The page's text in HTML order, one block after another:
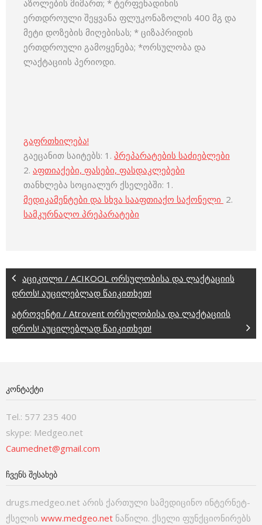
აზოლების მიმართ; * ტერფენადინის
ერთდროული შეყვანა ფლუკონაზოლის 400 მგ და
მეტი დოზების მიღებისას; * ციზაპრიდის
ერთდროული გამოყენება; *ორსულობა და
ლაქტაციის პერიოდი.
გაფრთხილება!
გაეცანით საიტებს: 1. პრეპარატების საძიებლები
2. აფთიაქები, ფასები, ფასდაკლებები
თანხლება სოციალურ ქსელებში: 1.
მედიკამენტები და სხვა სააფთიაქო საქონელი 2.
სამკურნალო პრეპარატები
აციკოლი / ACIKOOL ორსულობისა და ლაქტაციის
დროს! აუცილებლად წაიკითხეთ!
ატროვენტი / Atrovent ორსულობისა და ლაქტაციის
დროს! აუცილებლად წაიკითხეთ!
ᲙᲝᲜᲢᲐᲥᲢᲘ
Tel.: 577 235 400
skype: Medgeo.net
Caumednet@gmail.com
ᲩᲕᲔᲜᲡ ᲨᲔᲡᲐᲮᲔᲑ
drugs.medgeo.net არის ქართული სამედიცინო ინტერნეტ-
ქსელის www.medgeo.net ნაწილი. ქსელი ფუნქციონირებს